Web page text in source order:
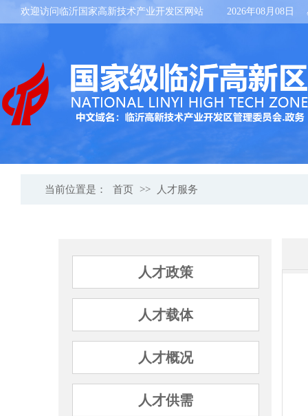
欢迎访问临沂国家高新技术产业开发区网站 2026年08月08日
当前位置是： 首页 >> 人才服务
人才政策
人才载体
人才概况
人才供需